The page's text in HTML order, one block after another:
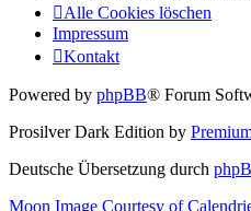
Alle Cookies löschen
Impressum
Kontakt
Powered by phpBB® Forum
Prosilver Dark Edition by
Deutsche Übersetzung durch
Moon Image Courtesy of